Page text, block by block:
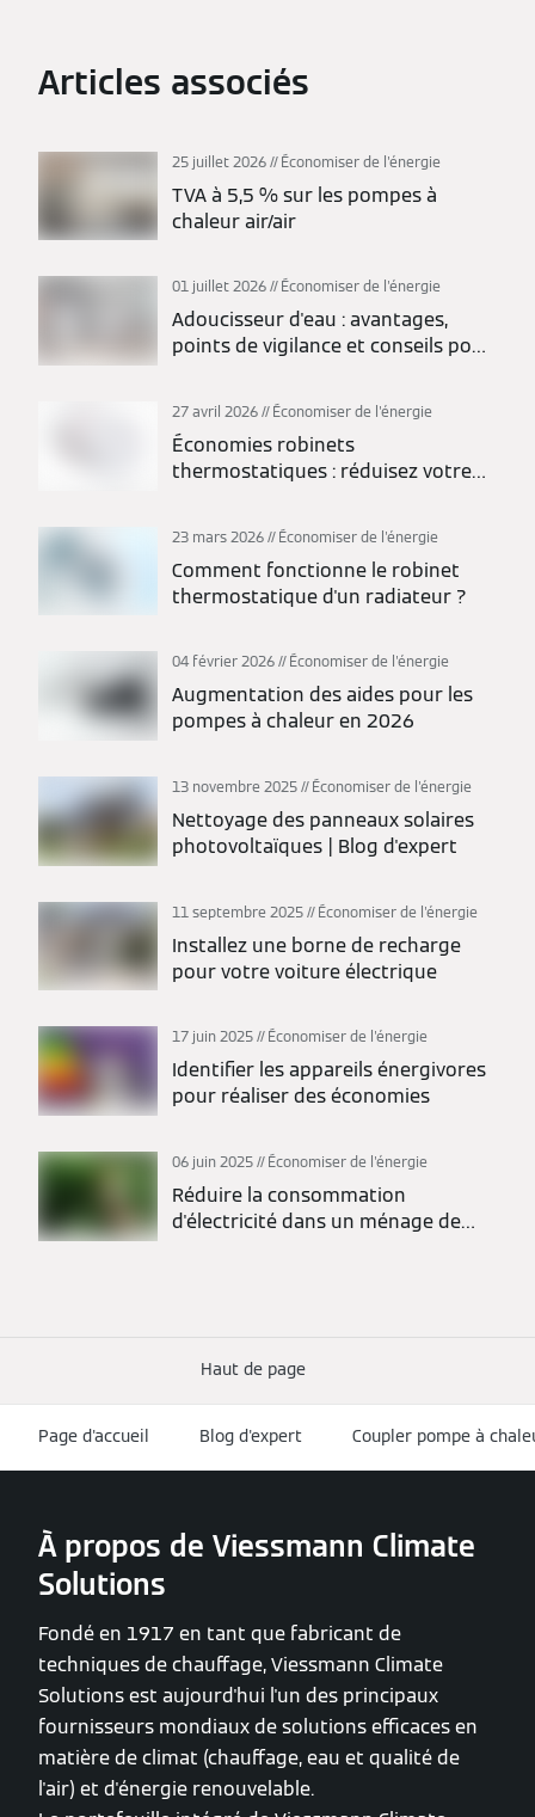
Articles associés
25 juillet 2026 Économiser de l'énergie
TVA à 5,5 % sur les pompes à
chaleur air/air
01 juillet 2026 Économiser de l'énergie
Adoucisseur d'eau : avantages,
points de vigilance et conseils pour
27 avril 2026 Économiser de l'énergie
Économies robinets
thermostatiques : réduisez votre
23 mars 2026 Économiser de l'énergie
Comment fonctionne le robinet
thermostatique d'un radiateur ?
04 février 2026 Économiser de l'énergie
Augmentation des aides pour les
pompes à chaleur en 2026
13 novembre 2025 Économiser de l'énergie
Nettoyage des panneaux solaires
photovoltaïques | Blog d'expert
11 septembre 2025 Économiser de l'énergie
Installez une borne de recharge
pour votre voiture électrique
17 juin 2025 Économiser de l'énergie
Identifier les appareils énergivores
pour réaliser des économies
06 juin 2025 Économiser de l'énergie
Réduire la consommation
d'électricité dans un ménage de
Haut de page
Page d'accueil Blog d'expert Coupler pompe à
À propos de Viessmann Climate
Solutions
Fondé en 1917 en tant que fabricant de
techniques de chauffage, Viessmann Climate
Solutions est aujourd'hui l'un des principaux
fournisseurs mondiaux de solutions efficaces en
matière de climat (chauffage, eau et qualité de
l'air) et d'énergie renouvelable.